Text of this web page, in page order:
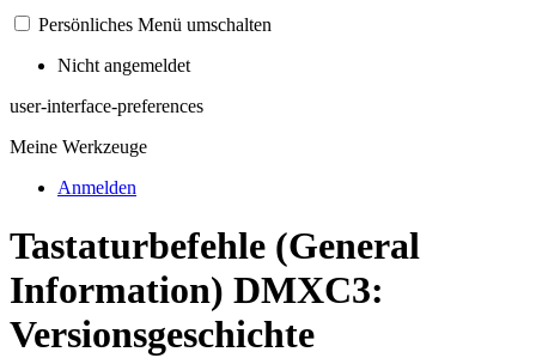
Persönliches Menü umschalten
Nicht angemeldet
user-interface-preferences
Meine Werkzeuge
Anmelden
Tastaturbefehle (General
Information) DMXC3:
Versionsgeschichte